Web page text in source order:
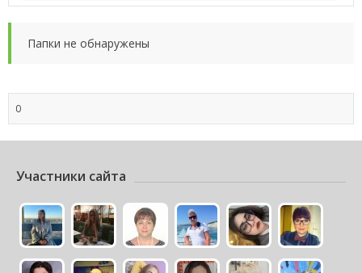
Папки не обнаружены
0
Участники сайта